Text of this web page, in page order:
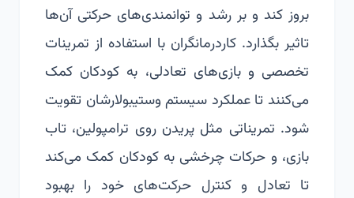
بروز کند و بر رشد و توانمندی‌های حرکتی آن‌ها
تاثیر بگذارد. کاردرمانگران با استفاده از تمرینات
تخصصی و بازی‌های تعادلی، به کودکان کمک
می‌کنند تا عملکرد سیستم وستیبولارشان تقویت
شود. تمریناتی مثل پریدن روی ترامپولین، تاب
بازی، و حرکات چرخشی به کودکان کمک می‌کند
تا تعادل و کنترل حرکت‌های خود را بهبود